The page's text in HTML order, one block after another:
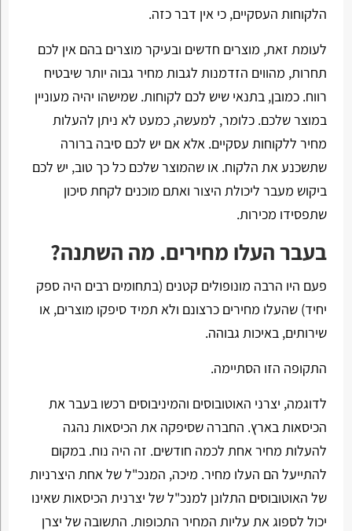
הלקוחות העסקיים, כי אין דבר כזה.
לעומת זאת, מוצרים חדשים ובעיקר מוצרים בהם אין לכם
תחרות, מהווים הזדמנות לגבות מחיר גבוה יותר שיבטיח
רווח. כמובן, בתנאי שיש לכם לקוחות. שמישהו יהיה מעוניין
במוצר שלכם. כלומר, למעשה, כמעט לא ניתן להעלות
מחיר ללקוחות עסקיים. אלא אם יש לכם סיבה ברורה
שתשכנע את הלקוח. או שהמוצר שלכם כל כך טוב, יש לכם
ביקוש מעבר ליכולת היצור ואתם מוכנים לקחת סיכון
שתפסידו מכירות.
בעבר העלו מחירים. מה השתנה?
פעם היו הרבה מונופולים קטנים (בתחומים רבים היה ספק
יחיד) שהעלו מחירים כרצונם ולא תמיד סיפקו מוצרים, או
שירותים, באיכות גבוהה.
התקופה הזו הסתיימה.
לדוגמה, יצרני האוטובוסים והמיניבוסים רכשו בעבר את
הכיסאות בארץ. החברה שסיפקה את הכיסאות נהגה
להעלות מחיר אחת לכמה חודשים. זה היה נוח. במקום
להתייעל הם העלו מחיר. מיכה, המנכ"ל של אחת היצרניות
של האוטובוסים התלונן למנכ"ל של יצרנית הכיסאות שאינו
יכול לספוג את עליות המחיר התכופות. התשובה של יצרן